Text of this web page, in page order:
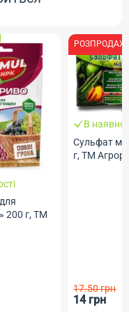
200 г, ТМ
РОЗПРОДАЖ
В
Сульфат
г, ТМ
17.50 грн
14 грн